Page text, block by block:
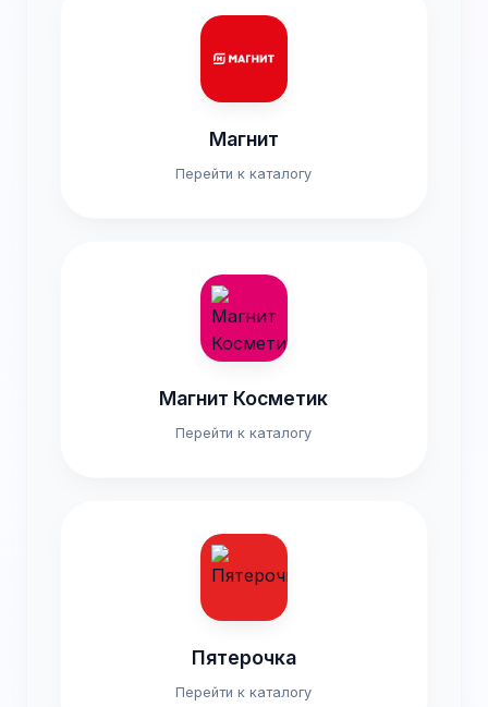
Магнит
Перейти к каталогу
Магнит Косметик
Перейти к каталогу
Пятерочка
Перейти к каталогу